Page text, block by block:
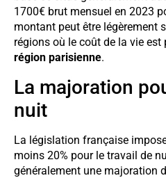
1700€ brut mensuel en 2023
montant peut être légèrement
régions où le coût de la vie est
région parisienne.
La majoration
nuit
La législation française
moins 20% pour le travail de
généralement une majoration